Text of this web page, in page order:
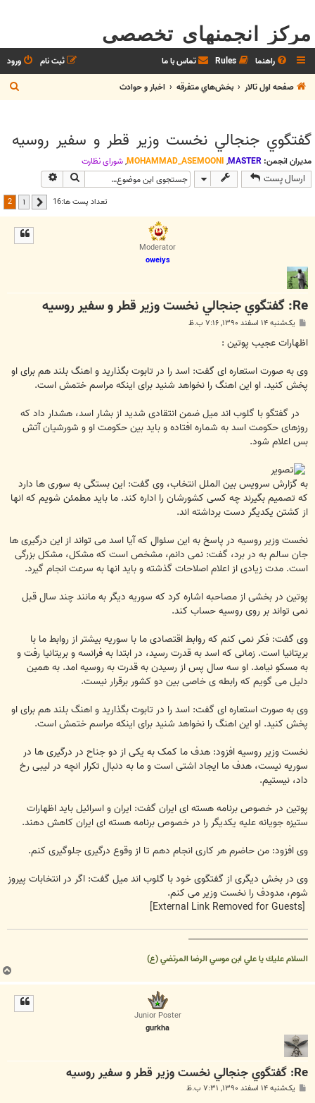
مرکز انجمنهای تخصصی
راهنما Rules تماس با ما ورود
ثبت نام
صفحه اول تالار
بخش‌‌هاي متفرقه اخبار و حوادث
س
گفتگوي جنجالي نخست وزير قطر و سفير روسيه
مدیران انجمن: MASTER
,
MOHAMMAD_ASEMOONI
,شوراي نظارت
ارسال پست جستجو
تعداد پست ها:16 قبلی 1
2
Moderator
oweiys
Re: گفتگوي جنجالي نخست وزير قطر و سفير روسيه
ت
یک‌شنبه ۱۴ اسفند ۱۳۹۰, ۷:۱۶ ب.ظ
اظهارات عجيب پوتين :
وی به صورت استعاره ای گفت: اسد را در تابوت بگذارید و اهنگ بلند هم برای او
پخش کنید. او این اهنگ را نخواهد شنید برای اینکه مراسم ختمش است.
در گفتگو با گلوب اند میل ضمن انتقادی شدید از بشار اسد، هشدار داد که
روزهای حکومت اسد به شماره افتاده و باید بین حکومت او و شورشیان آتش
بس اعلام شود.
به گزارش سرویس بین الملل انتخاب، وی گفت: این بستگی به سوری ها دارد
که تصمیم بگیرند چه کسی کشورشان را اداره کند. ما باید مطمئن شویم که انها
از کشتن یکدیگر دست برداشته اند.
نخست وزیر روسیه در پاسخ به این سئوال که آیا اسد می تواند از این درگیری ها
جان سالم به در برد، گفت: نمی دانم، مشخص است که مشکل، مشکل بزرگی
است. مدت زیادی از اعلام اصلاحات گذشته و باید انها به سرعت انجام گیرد.
پوتین در بخشی از مصاحبه اشاره کرد که سوریه دیگر به مانند چند سال قبل
نمی تواند بر روی روسیه حساب کند.
وی گفت: فکر نمی کنم که روابط اقتصادی ما با سوریه بیشتر از روابط ما با
بریتانیا است. زمانی که اسد به قدرت رسید، در ابتدا به فرانسه و بریتانیا رفت و
به مسکو نیامد. او سه سال پس از رسیدن به قدرت به روسیه امد. به همین
دلیل می گویم که رابطه ی خاصی بین دو کشور برقرار نیست.
وی به صورت استعاره ای گفت: اسد را در تابوت بگذارید و اهنگ بلند هم برای او
پخش کنید. او این اهنگ را نخواهد شنید برای اینکه مراسم ختمش است.
نخست وزیر روسیه افزود: هدف ما کمک به یکی از دو جناح در درگیری ها در
سوریه نیست، هدف ما ایجاد اشتی است و ما به دنبال تکرار انچه در لیبی رخ
داد، نیستیم.
پوتین در خصوص برنامه هسته ای ایران گفت: ایران و اسرائیل باید اظهارات
ستیزه جویانه علیه یکدیگر را در خصوص برنامه هسته ای ایران کاهش دهند.
وی افزود: من حاضرم هر کاری انجام دهم تا از وقوع درگیری جلوگیری کنم.
وی در بخش دیگری از گفتگوی خود با گلوب اند میل گفت: اگر در انتخابات پیروز
شوم، مدودف را نخست وزیر می کنم.
[External Link Removed for Guests]
__________________________________
السلام عليك يا علي ابن موسي الرضا المرتضي (ع)
Junior Poster
gurkha
Re: گفتگوي جنجالي نخست وزير قطر و سفير روسيه
یک‌شنبه ۱۴ اسفند ۱۳۹۰, ۷:۳۱ ب.ظ